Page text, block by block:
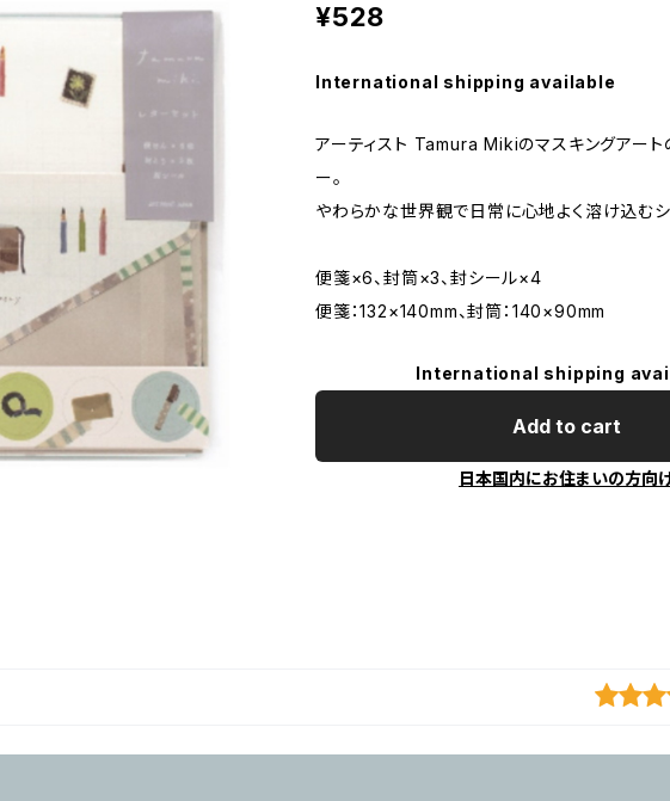
¥528
International shipping available
アーティスト Tamura Mikiのマスキングアート
ー。
やわらかな世界観で日常に心地よく溶け込むシ
便箋×6、封筒×3、封シール×4
便箋：132×140mm、封筒：140×90mm
International shipping
Add to cart
日本国内にお住まいの方向